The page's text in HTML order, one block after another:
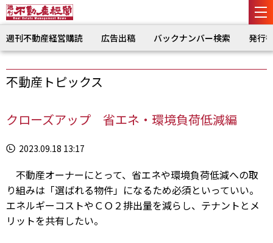
週刊不動産経営購読 広告出稿 バックナンバー検索 発行
不動産トピックス
クローズアップ 省エネ・環境負荷低減編
2023.09.18 13:17
不動産オーナーにとって、省エネや環境負荷低減への取
り組みは「選ばれる物件」になるため必須といっていい。
エネルギーコストやＣＯ２排出量を減らし、テナントとメ
リットを共有したい。